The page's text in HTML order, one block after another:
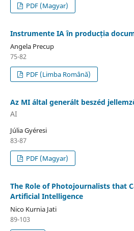
PDF (Magyar)
Instrumente IA în producția
Angela Precup
75-82
PDF (Limba Română)
Az MI által generált beszéd
AI
Júlia Gyéresi
83-87
PDF (Magyar)
The Role of Photojournalists that
Artificial Intelligence
Nico Kurnia Jati
89-103